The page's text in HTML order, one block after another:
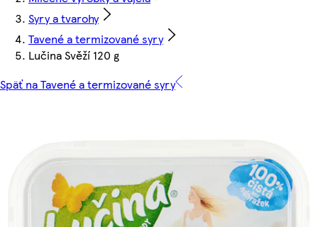
Syry a tvarohy
Tavené a termizované syry
Lučina Svěží 120 g
Späť na Tavené a termizované syry